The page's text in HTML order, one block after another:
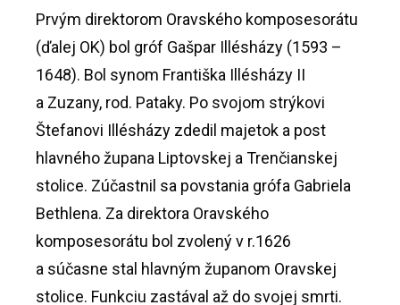
Prvým direktorom Oravského komposesorátu
(ďalej OK) bol gróf Gašpar Illésházy (1593 –
1648). Bol synom Františka Illésházy II
a Zuzany, rod. Pataky. Po svojom strýkovi
Štefanovi Illésházy zdedil majetok a post
hlavného župana Liptovskej a Trenčianskej
stolice. Zúčastnil sa povstania grófa Gabriela
Bethlena. Za direktora Oravského
komposesorátu bol zvolený v r.1626
a súčasne stal hlavným županom Oravskej
stolice. Funkciu zastával až do svojej smrti.